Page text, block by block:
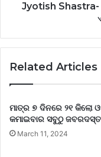
Jyotish Shastra-
Related Articles
ମାତ୍ର ୭ ଦିନରେ ୨୧ କିଲୋ
କମାଇବାର ସବୁଠୁ
March 11, 2024